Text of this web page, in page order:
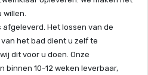
Het lossen van de
het bad dient u zelf te
dit voor u doen. Onze
binnen 10-12 weken leverbaar,